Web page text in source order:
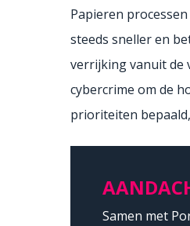
Papieren
steeds sneller en
verrijking vanuit de
cybercrime om de
prioriteiten
Samen met